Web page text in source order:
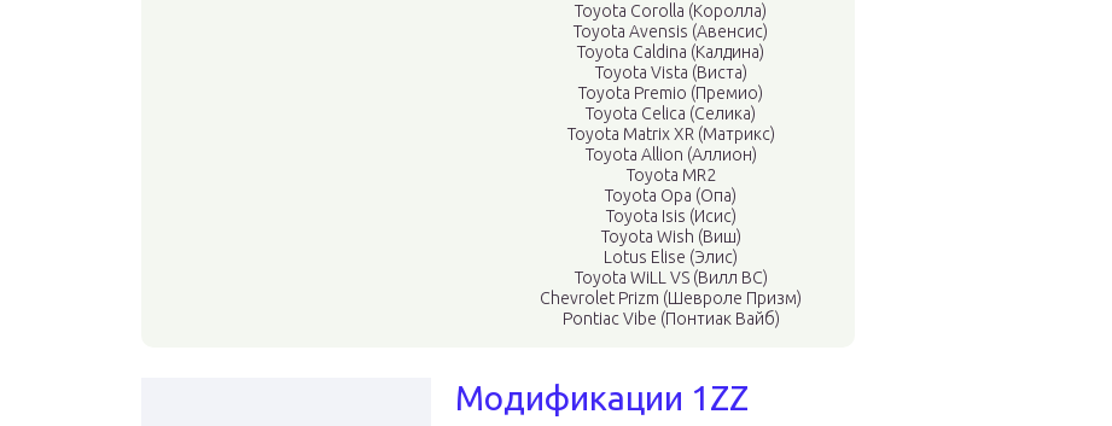
Toyota Corolla (Королла)
Toyota Avensis (Авенсис)
Toyota Caldina (Калдина)
Toyota Vista (Виста)
Toyota Premio (Премио)
Toyota Celica (Селика)
Toyota Matrix XR (Матрикс)
Toyota Allion (Аллион)
Toyota MR2
Toyota Opa (Опа)
Toyota Isis (Исис)
Toyota Wish (Виш)
Lotus Elise (Элис)
Toyota WiLL VS (Вилл ВС)
Chevrolet Prizm (Шевроле Призм)
Pontiac Vibe (Понтиак Вайб)
Модификации 1ZZ